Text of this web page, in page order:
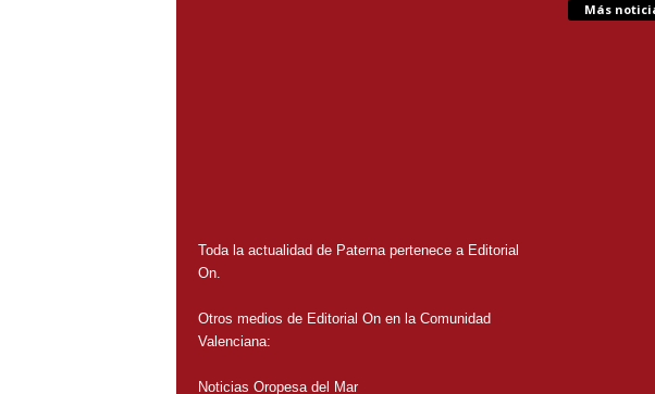
Toda la actualidad de Paterna pertenece a Editorial
On.
Otros medios de Editorial On en la Comunidad
Valenciana:
Noticias Oropesa del Mar
Más